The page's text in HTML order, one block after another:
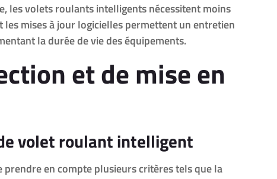
les volets roulants intelligents nécessitent moins
les mises à jour logicielles permettent un entretien
la durée de vie des équipements.
et de mise en
volet roulant intelligent
en compte plusieurs critères tels que la